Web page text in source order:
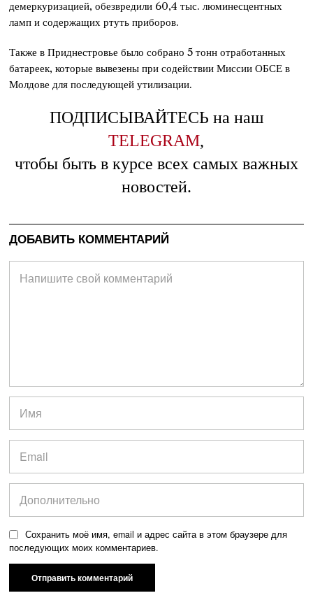
демеркуризацией, обезвредили 60,4 тыс. люминесцентных
ламп и содержащих ртуть приборов.
Также в Приднестровье было собрано 5 тонн отработанных
батареек, которые вывезены при содействии Миссии ОБСЕ в
Молдове для последующей утилизации.
ПОДПИСЫВАЙТЕСЬ на наш
TELEGRAM,
чтобы быть в курсе всех самых важных
новостей.
ДОБАВИТЬ КОММЕНТАРИЙ
Сохранить моё имя, email и адрес сайта в этом браузере для
последующих моих комментариев.